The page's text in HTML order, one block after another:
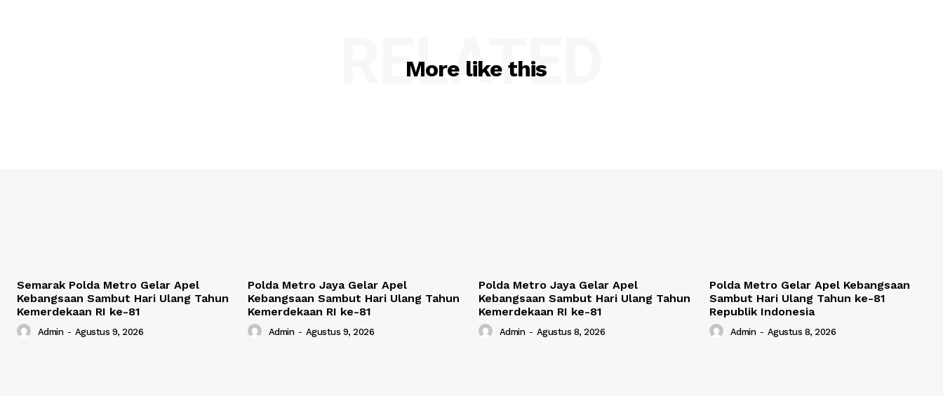
More like this
RELATED
Semarak Polda Metro Gelar Apel
Kebangsaan Sambut Hari Ulang Tahun
Kemerdekaan RI ke-81
Admin - Agustus 9, 2026
Polda Metro Jaya Gelar Apel
Kebangsaan Sambut Hari Ulang Tahun
Kemerdekaan RI ke-81
Admin - Agustus 9, 2026
Polda Metro Jaya Gelar Apel
Kebangsaan Sambut Hari Ulang Tahun
Kemerdekaan RI ke-81
Admin - Agustus 8, 2026
Polda Metro Gelar Apel Kebangsaan
Sambut Hari Ulang Tahun ke-81
Republik Indonesia
Admin - Agustus 8, 2026